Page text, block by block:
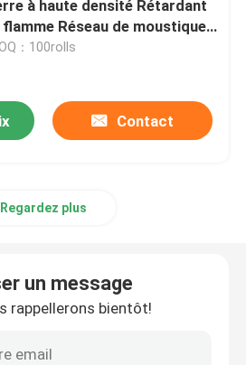
Velcro
polypropylène
à haute densité Rétardant
flamme Réseau de moustiques
：100rolls
Contact
Regardez plus
un message
rappellerons bientôt!